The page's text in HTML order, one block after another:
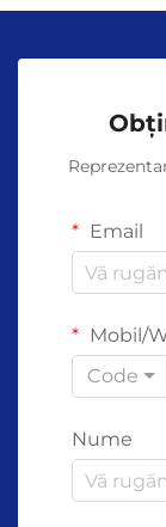
Email
Mobil/
Code
Nume